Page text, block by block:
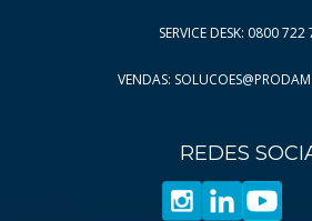
SERVICE DESK: 0800 722
VENDAS:
REDES